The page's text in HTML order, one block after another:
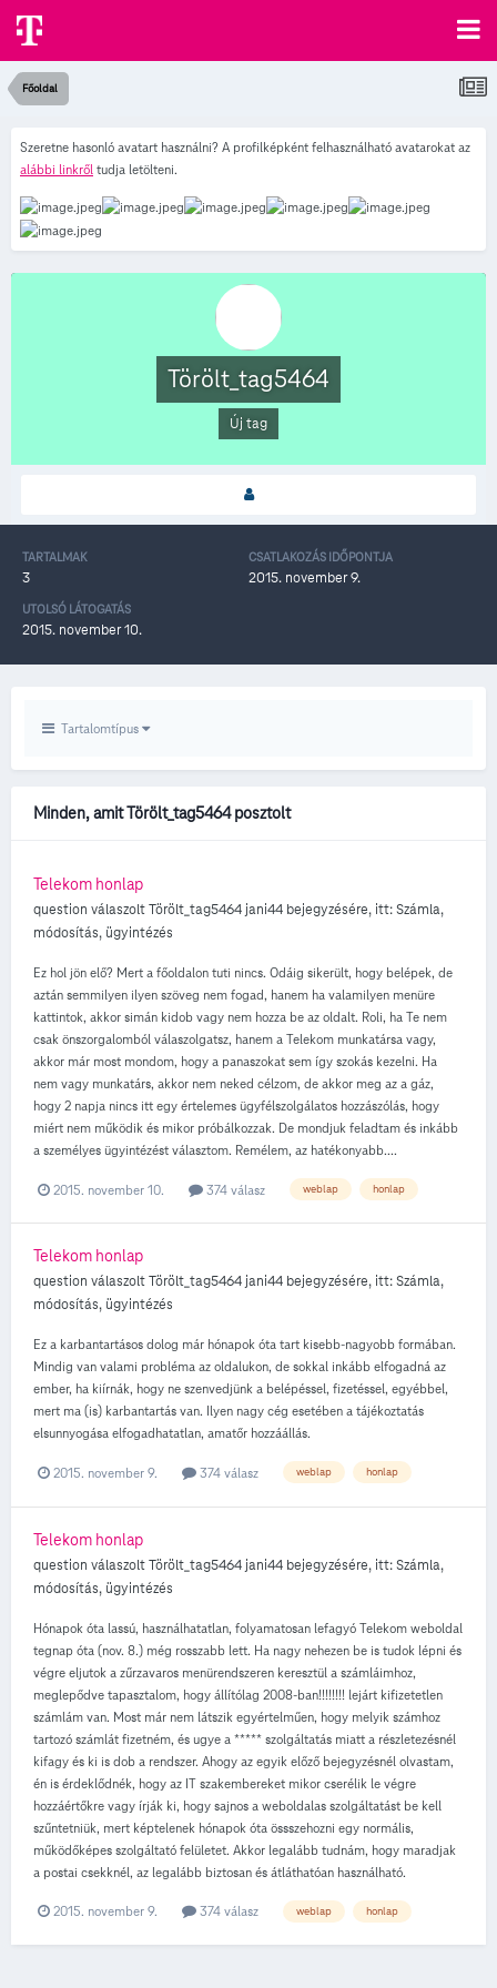
Főoldal
Szeretne hasonló avatart használni? A profilképként felhasználható avatarokat az
alábbi linkről tudja letölteni.
Törölt_tag5464
Új tag
TARTALMAK
3
CSATLAKOZÁS IDŐPONTJA
2015. november 9.
UTOLSÓ LÁTOGATÁS
2015. november 10.
Tartalomtípus
Minden, amit Törölt_tag5464 posztolt
Telekom honlap
question válaszoltTörölt_tag5464 jani44 bejegyzésére, itt:Számla,
módosítás, ügyintézés
Ez hol jön elő? Mert a főoldalon tuti nincs. Odáig sikerült, hogy belépek, de
aztán semmilyen ilyen szöveg nem fogad, hanem ha valamilyen menüre
kattintok, akkor simán kidob vagy nem hozza be az oldalt. Roli, ha Te nem
csak önszorgalomból válaszolgatsz, hanem a Telekom munkatársa vagy,
akkor már most mondom, hogy a panaszokat sem így szokás kezelni. Ha
nem vagy munkatárs, akkor nem neked célzom, de akkor meg az a gáz,
hogy 2 napja nincs itt egy értelemes ügyfélszolgálatos hozzászólás, hogy
miért nem működik és mikor próbálkozzak. De mondjuk feladtam és inkább
a személyes ügyintézést választom. Remélem, az hatékonyabb....
2015. november 10. 374 válasz weblap honlap
Telekom honlap
question válaszoltTörölt_tag5464jani44 bejegyzésére, itt:Számla,
módosítás, ügyintézés
Ez a karbantartásos dolog már hónapok óta tart kisebb-nagyobb formában.
Mindig van valami probléma az oldalukon, de sokkal inkább elfogadná az
ember, ha kiírnák, hogy ne szenvedjünk a belépéssel, fizetéssel, egyébbel,
mert ma (is) karbantartás van. Ilyen nagy cég esetében a tájékoztatás
elsunnyogása elfogadhatatlan, amatőr hozzáállás.
2015. november 9. 374 válasz weblap honlap
Telekom honlap
question válaszoltTörölt_tag5464 jani44 bejegyzésére, itt:Számla,
módosítás, ügyintézés
Hónapok óta lassú, használhatatlan, folyamatosan lefagyó Telekom weboldal
tegnap óta (nov. 8.) még rosszabb lett. Ha nagy nehezen be is tudok lépni és
végre eljutok a zűrzavaros menürendszeren keresztül a számláimhoz,
meglepődve tapasztalom, hogy állítólag 2008-ban!!!!!!!! lejárt kifizetetlen
számlám van. Most már nem látszik egyértelműen, hogy melyik számhoz
tartozó számlát fizetném, és ugye a ***** szolgáltatás miatt a részletezésnél
kifagy és ki is dob a rendszer. Ahogy az egyik előző bejegyzésnél olvastam,
én is érdeklődnék, hogy az IT szakembereket mikor cserélik le végre
hozzáértőkre vagy írják ki, hogy sajnos a weboldalas szolgáltatást be kell
szűntetniük, mert képtelenek hónapok óta össszehozni egy normális,
működőképes szolgáltató felületet. Akkor legalább tudnám, hogy maradjak
a postai csekknél, az legalább biztosan és átláthatóan használható.
2015. november 9. 374 válasz weblap honlap